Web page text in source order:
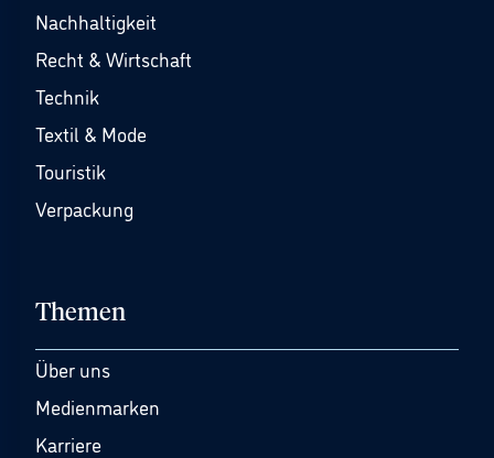
Nachhaltigkeit
Recht & Wirtschaft
Technik
Textil & Mode
Touristik
Verpackung
Themen
Über uns
Medienmarken
Karriere